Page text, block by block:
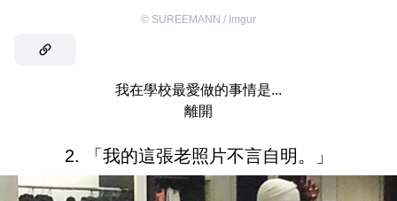
© SUREEMANN / Imgur
我在學校最愛做的事情是...
離開
2. 「我的這張老照片不言自明。」